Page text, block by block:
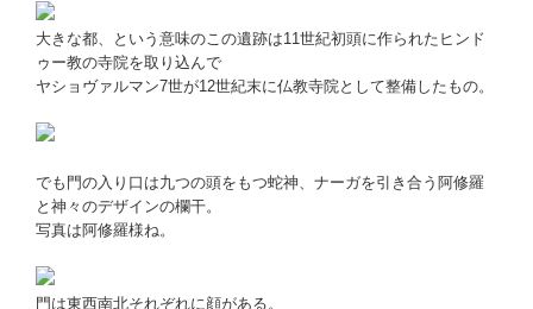
大きな都、という意味のこの遺跡は11世紀初頭に作られたヒンド
ゥー教の寺院を取り込んで
ヤショヴァルマン7世が12世紀末に仏教寺院として整備したもの。
でも門の入り口は九つの頭をもつ蛇神、ナーガを引き合う阿修羅
と神々のデザインの欄干。
写真は阿修羅様ね。
門は東西南北それぞれに顔がある。